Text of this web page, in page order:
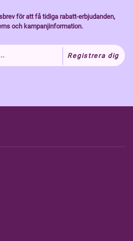
för att få tidiga rabatt-erbjudanden,
och kampanjinformation.
Registrera dig